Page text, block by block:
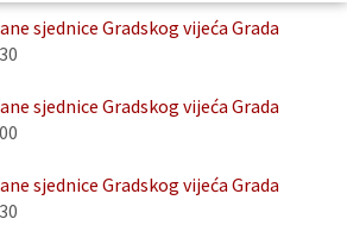
sjednice Gradskog vijeća Grada
sjednice Gradskog vijeća Grada
sjednice Gradskog vijeća Grada